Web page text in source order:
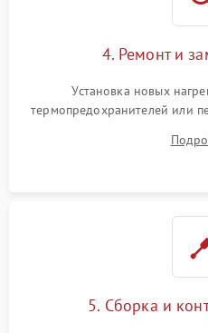
4. Ремонт и
Установка новых
термопредохранителей или
выгоревших реле,
5. Сборка и